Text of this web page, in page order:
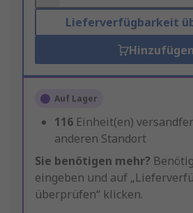
Lieferverfügbarkeit
Hinzufügen
Auf Lager
116 Einheit(en)
anderen Standort
Sie benötigen mehr?
eingeben und auf
überprüfen“ klicken.